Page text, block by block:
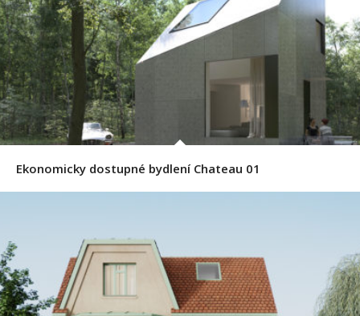
Ekonomicky dostupné bydlení Chateau 01